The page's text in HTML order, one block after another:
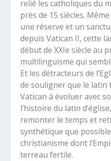
relié les catholiques du
près de 15 siècles.
une réserve et un
depuis Vatican II, cette
début de XXIe siècle au
multilinguisme qui
Et les détracteurs de
de souligner que le latin
Vatican à évoluer avec
l’histoire du latin
remonter le temps et
synthétique que
christianisme dont
terreau fertile.